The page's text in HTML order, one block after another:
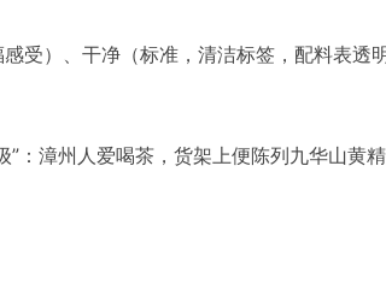
受）、干净（标准，清洁标签，配料表
”：漳州人爱喝茶，货架上便陈列九华山